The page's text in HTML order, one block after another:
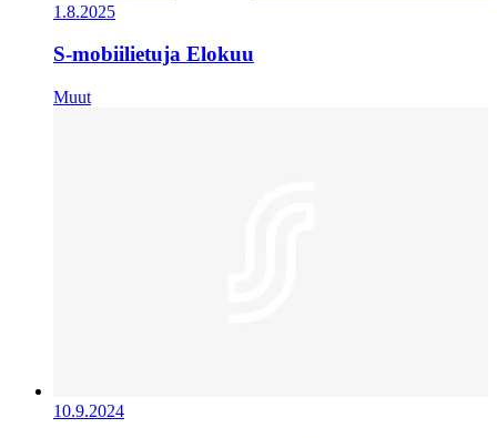
1.8.2025
S-mobiilietuja Elokuu
Muut
10.9.2024